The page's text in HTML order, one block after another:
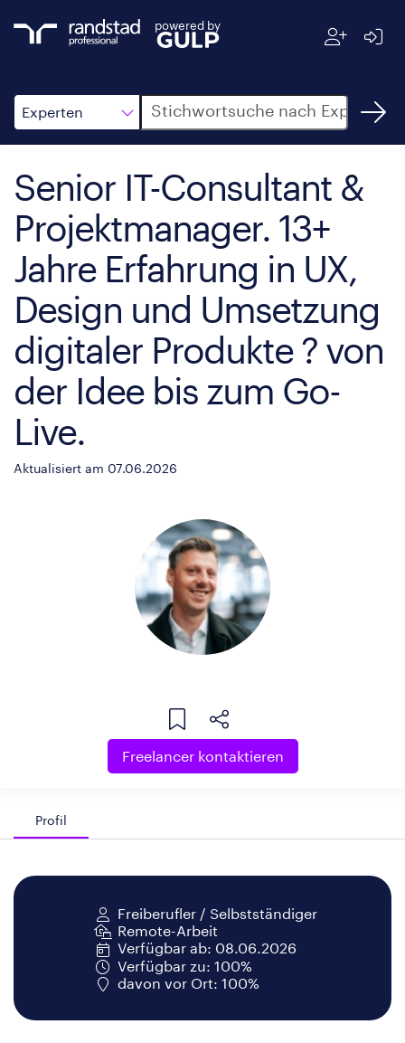
powered by
Experten
Suche
Senior IT-Consultant &
Projektmanager. 13+
Jahre Erfahrung in UX,
Design und Umsetzung
digitaler Produkte ? von
der Idee bis zum Go-
Live.
Aktualisiert am 07.06.2026
Freelancer kontaktieren
Profil
Freiberufler / Selbstständiger
Remote-Arbeit
Verfügbar ab: 08.06.2026
Verfügbar zu: 100%
davon vor Ort: 100%